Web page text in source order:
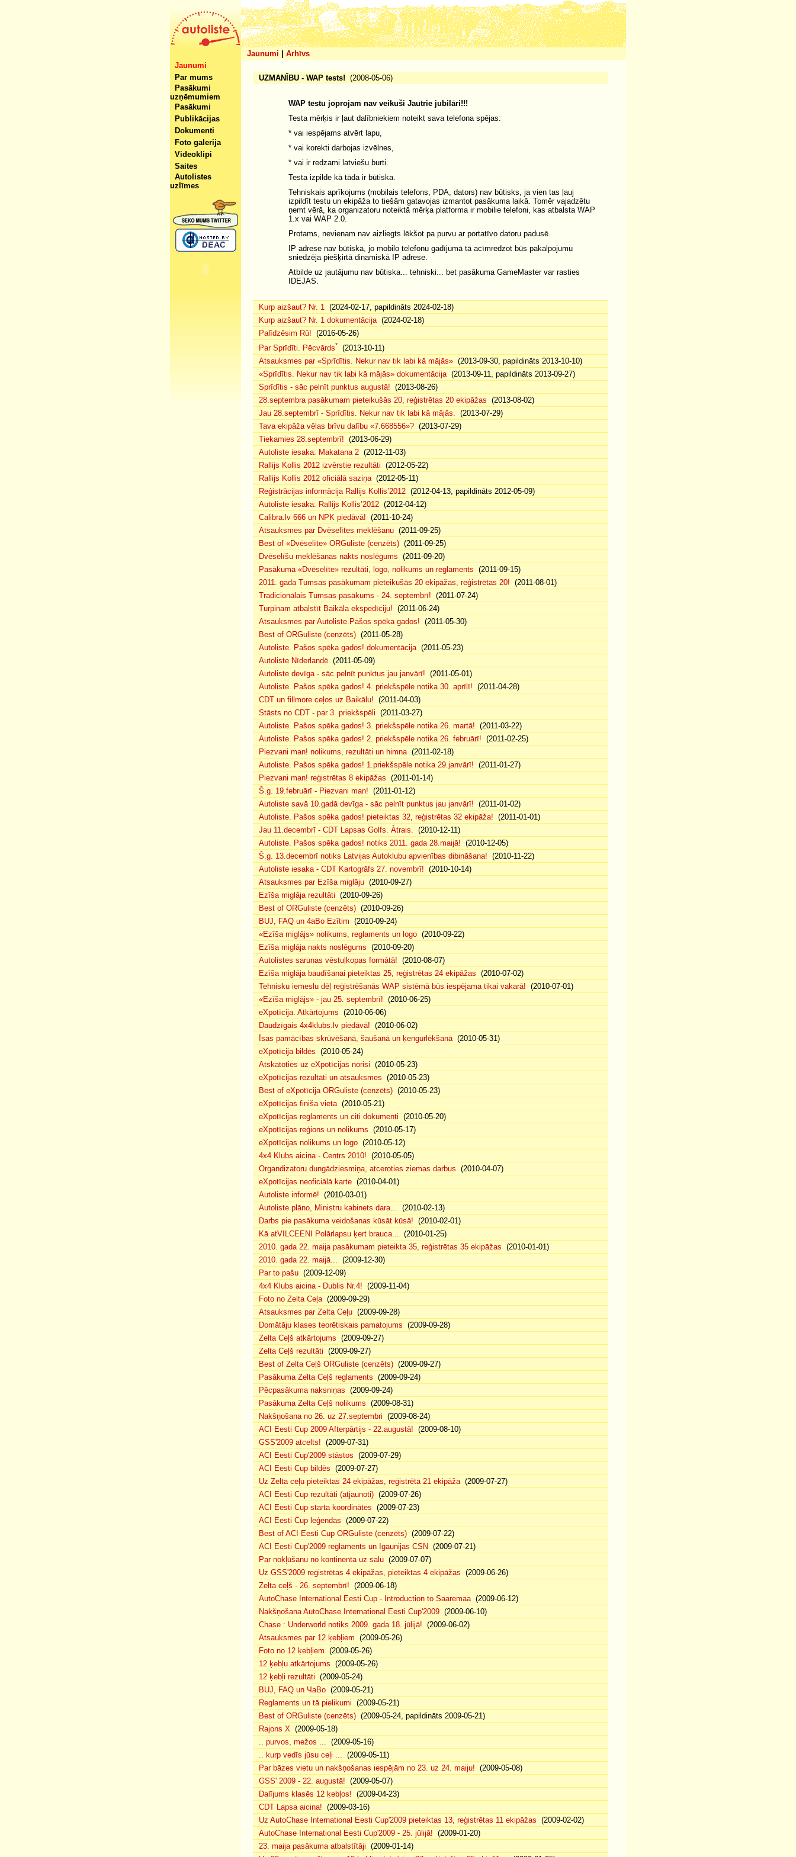
Jaunumi
Arhīvs
Jaunumi
Par mums
Pasākumi
uzņēmumiem
Pasākumi
Publikācijas
Dokumenti
Foto galerija
Videoklipi
Saites
Autolistes
uzlīmes
UZMANĪBU - WAP tests! (2008-05-06)
WAP testu joprojam nav veikuši Jautrie jubilāri!!!
Testa mērķis ir ļaut dalībniekiem noteikt sava telefona spējas:
* vai iespējams atvērt lapu,
* vai korekti darbojas izvēlnes,
* vai ir redzami latviešu burti.
Testa izpilde kā tāda ir būtiska.
Tehniskais aprīkojums (mobilais telefons, PDA, dators) nav būtisks, ja vien tas ļauj
izpildīt testu un ekipāža to tiešām gatavojas izmantot pasākuma laikā. Tomēr vajadzētu
ņemt vērā, ka organizatoru noteiktā mērķa platforma ir mobilie telefoni, kas atbalsta WAP
1.x vai WAP 2.0.
Protams, nevienam nav aizliegts lēkšot pa purvu ar portatīvo datoru padusē.
IP adrese nav būtiska, jo mobilo telefonu gadījumā tā acīmredzot būs pakalpojumu
sniedzēja piešķirtā dinamiskā IP adrese.
Atbilde uz jautājumu nav būtiska... tehniski... bet pasākuma GameMaster var rasties
IDEJAS.
Kurp aizšaut? Nr. 1 (2024-02-17, papildināts 2024-02-18)
Kurp aizšaut? Nr. 1 dokumentācija(2024-02-18)
Palīdzēsim Rū! (2016-05-26)
Par Sprīdīti. Pēcvārds*
(2013-10-11)
Atsauksmes par «Sprīdītis. Nekur nav tik labi kā mājās» (2013-09-30, papildināts 2013-10-10)
«Sprīdītis. Nekur nav tik labi kā mājās» dokumentācija(2013-09-11, papildināts 2013-09-27)
Sprīdītis - sāc pelnīt punktus augustā! (2013-08-26)
28.septembra pasākumam pieteikušās 20, reģistrētas 20 ekipāžas (2013-08-02)
Jau 28.septembrī - Sprīdītis. Nekur nav tik labi kā mājās. (2013-07-29)
Tava ekipāža vēlas brīvu dalību «7.668556»? (2013-07-29)
Tiekamies 28.septembrī! (2013-06-29)
Autoliste iesaka: Makatana 2 (2012-11-03)
Rallijs Kollis 2012 izvērstie rezultāti (2012-05-22)
Rallijs Kollis 2012 oficiālā saziņa(2012-05-11)
Reģistrācijas informācija Rallijs Kollis’2012 (2012-04-13, papildināts 2012-05-09)
Autoliste iesaka: Rallijs Kollis’2012 (2012-04-12)
Calibra.lv 666 un NPK piedāvā! (2011-10-24)
Atsauksmes par Dvēselītes meklēšanu (2011-09-25)
Best of «Dvēselīte» ORGuliste (cenzēts) (2011-09-25)
Dvēselīšu meklēšanas nakts noslēgums (2011-09-20)
Pasākuma «Dvēselīte» rezultāti, logo, nolikums un reglaments (2011-09-15)
2011. gada Tumsas pasākumam pieteikušās 20 ekipāžas, reģistrētas 20! (2011-08-01)
Tradicionālais Tumsas pasākums - 24. septembrī! (2011-07-24)
Turpinam atbalstīt Baikāla ekspedīciju! (2011-06-24)
Atsauksmes par Autoliste.Pašos spēka gados! (2011-05-30)
Best of ORGuliste (cenzēts) (2011-05-28)
Autoliste. Pašos spēka gados! dokumentācija(2011-05-23)
Autoliste Nīderlandē (2011-05-09)
Autoliste devīga - sāc pelnīt punktus jau janvārī! (2011-05-01)
Autoliste. Pašos spēka gados! 4. priekšspēle notika 30. aprīlī! (2011-04-28)
CDT un fillmore ceļos uz Baikālu! (2011-04-03)
Stāsts no CDT - par 3. priekšspēli (2011-03-27)
Autoliste. Pašos spēka gados! 3. priekšspēle notika 26. martā! (2011-03-22)
Autoliste. Pašos spēka gados! 2. priekšspēle notika 26. februārī! (2011-02-25)
Piezvani man! nolikums, rezultāti un himna(2011-02-18)
Autoliste. Pašos spēka gados! 1.priekšspēle notika 29.janvārī! (2011-01-27)
Piezvani man! reģistrētas 8 ekipāžas (2011-01-14)
Š.g. 19.februārī - Piezvani man! (2011-01-12)
Autoliste savā 10.gadā devīga - sāc pelnīt punktus jau janvārī! (2011-01-02)
Autoliste. Pašos spēka gados! pieteiktas 32, reģistrētas 32 ekipāža! (2011-01-01)
Jau 11.decembrī - CDT Lapsas Golfs. Ātrais. (2010-12-11)
Autoliste. Pašos spēka gados! notiks 2011. gada 28.maijā! (2010-12-05)
Š.g. 13.decembrī notiks Latvijas Autoklubu apvienības dibināšana! (2010-11-22)
Autoliste iesaka - CDT Kartogrāfs 27. novembrī! (2010-10-14)
Atsauksmes par Ezīša miglāju (2010-09-27)
Ezīša miglāja rezultāti (2010-09-26)
Best of ORGuliste (cenzēts) (2010-09-26)
BUJ, FAQ un 4aBo Ezītim (2010-09-24)
«Ezīša miglājs» nolikums, reglaments un logo (2010-09-22)
Ezīša miglāja nakts noslēgums (2010-09-20)
Autolistes sarunas vēstuļkopas formātā! (2010-08-07)
Ezīša miglāja baudīšanai pieteiktas 25, reģistrētas 24 ekipāžas (2010-07-02)
Tehnisku iemeslu dēļ reģistrēšanās WAP sistēmā būs iespējama tikai vakarā! (2010-07-01)
«Ezīša miglājs» - jau 25. septembrī! (2010-06-25)
eXpotīcija. Atkārtojums (2010-06-06)
Daudzīgais 4x4klubs.lv piedāvā! (2010-06-02)
Īsas pamācības skrūvēšanā, šaušanā un ķengurlēkšanā(2010-05-31)
eXpotīcija bildēs (2010-05-24)
Atskatoties uz eXpotīcijas norisi (2010-05-23)
eXpotīcijas rezultāti un atsauksmes (2010-05-23)
Best of eXpotīcija ORGuliste (cenzēts) (2010-05-23)
eXpotīcijas finiša vieta(2010-05-21)
eXpotīcijas reglaments un citi dokumenti (2010-05-20)
eXpotīcijas reģions un nolikums (2010-05-17)
eXpotīcijas nolikums un logo (2010-05-12)
4x4 Klubs aicina - Centrs 2010! (2010-05-05)
Organdizatoru dungādziesmiņa, atceroties ziemas darbus (2010-04-07)
eXpotīcijas neoficiālā karte (2010-04-01)
Autoliste informē! (2010-03-01)
Autoliste plāno, Ministru kabinets dara... (2010-02-13)
Darbs pie pasākuma veidošanas kūsāt kūsā! (2010-02-01)
Kā atVILCEENI Polārlapsu ķert brauca... (2010-01-25)
2010. gada 22. maija pasākumam pieteikta 35, reģistrētas 35 ekipāžas (2010-01-01)
2010. gada 22. maijā... (2009-12-30)
Par to pašu (2009-12-09)
4x4 Klubs aicina - Dublis Nr.4! (2009-11-04)
Foto no Zelta Ceļa(2009-09-29)
Atsauksmes par Zelta Ceļu (2009-09-28)
Domātāju klases teorētiskais pamatojums (2009-09-28)
Zelta Ceļš atkārtojums (2009-09-27)
Zelta Ceļš rezultāti (2009-09-27)
Best of Zelta Ceļš ORGuliste (cenzēts) (2009-09-27)
Pasākuma Zelta Ceļš reglaments (2009-09-24)
Pēcpasākuma naksniņas (2009-09-24)
Pasākuma Zelta Ceļš nolikums (2009-08-31)
Nakšņošana no 26. uz 27.septembri (2009-08-24)
ACI Eesti Cup 2009 Afterpārtijs - 22.augustā! (2009-08-10)
GSS'2009 atcelts! (2009-07-31)
ACI Eesti Cup'2009 stāstos (2009-07-29)
ACI Eesti Cup bildēs (2009-07-27)
Uz Zelta ceļu pieteiktas 24 ekipāžas, reģistrēta 21 ekipāža(2009-07-27)
ACI Eesti Cup rezultāti (atjaunoti) (2009-07-26)
ACI Eesti Cup starta koordinātes (2009-07-23)
ACI Eesti Cup leģendas (2009-07-22)
Best of ACI Eesti Cup ORGuliste (cenzēts) (2009-07-22)
ACI Eesti Cup'2009 reglaments un Igaunijas CSN (2009-07-21)
Par nokļūšanu no kontinenta uz salu (2009-07-07)
Uz GSS'2009 reģistrētas 4 ekipāžas, pieteiktas 4 ekipāžas (2009-06-26)
Zelta ceļš - 26. septembrī! (2009-06-18)
AutoChase International Eesti Cup - Introduction to Saaremaa(2009-06-12)
Nakšņošana AutoChase International Eesti Cup'2009 (2009-06-10)
Chase : Underworld notiks 2009. gada 18. jūlijā! (2009-06-02)
Atsauksmes par 12 ķebļiem (2009-05-26)
Foto no 12 ķebļiem (2009-05-26)
12 ķebļu atkārtojums (2009-05-26)
12 ķebļi rezultāti (2009-05-24)
BUJ, FAQ un ЧаВо (2009-05-21)
Reglaments un tā pielikumi (2009-05-21)
Best of ORGuliste (cenzēts) (2009-05-24, papildināts 2009-05-21)
Rajons X (2009-05-18)
.. purvos, mežos ... (2009-05-16)
.. kurp vedīs jūsu ceļi ... (2009-05-11)
Par bāzes vietu un nakšņošanas iespējām no 23. uz 24. maiju! (2009-05-08)
GSS' 2009 - 22. augustā! (2009-05-07)
Dalījums klasēs 12 ķebļos! (2009-04-23)
CDT Lapsa aicina! (2009-03-16)
Uz AutoChase International Eesti Cup'2009 pieteiktas 13, reģistrētas 11 ekipāžas (2009-02-02)
AutoChase International Eesti Cup'2009 - 25. jūlijā! (2009-01-20)
23. maija pasākuma atbalstītāji (2009-01-14)